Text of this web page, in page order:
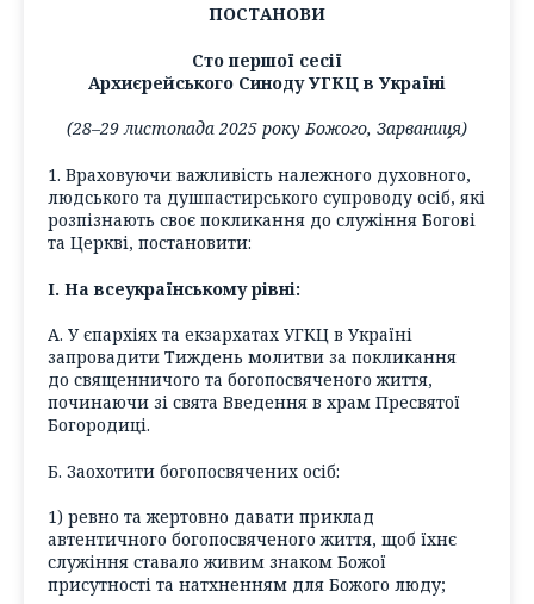
ПОСТАНОВИ
Сто першої сесії
Архиєрейського Синоду УГКЦ в Україні
(28–29 листопада 2025 року Божого, Зарваниця)
1. Враховуючи важливість належного духовного,
людського та душпастирського супроводу осіб, які
розпізнають своє покликання до служіння Богові
та Церкві, постановити:
І. На всеукраїнському рівні:
А. У єпархіях та екзархатах УГКЦ в Україні
запровадити Тиждень молитви за покликання
до священничого та богопосвяченого життя,
починаючи зі свята Введення в храм Пресвятої
Богородиці.
Б. Заохотити богопосвячених осіб:
1) ревно та жертовно давати приклад
автентичного богопосвяченого життя, щоб їхнє
служіння ставало живим знаком Божої
присутності та натхненням для Божого люду;